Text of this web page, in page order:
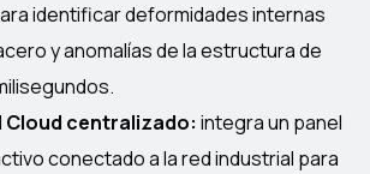
identificar deformidades internas
y anomalías de la estructura de
Cloud centralizado: integra un panel
conectado a la red industrial para